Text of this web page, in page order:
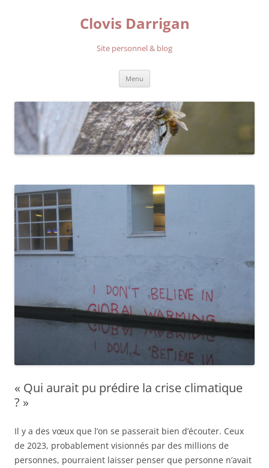
Clovis Darrigan
Site personnel & blog
Menu
« Qui aurait pu prédire la crise climatique
? »
Il y a des vœux que l’on se passerait bien d’écouter. Ceux
de 2023, probablement visionnés par des millions de
personnes, pourraient laisser penser que personne n’avait